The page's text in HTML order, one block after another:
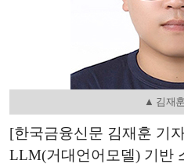
▲ 김재
[한국금융신문 김재훈 기
LLM(거대언어모델) 기반